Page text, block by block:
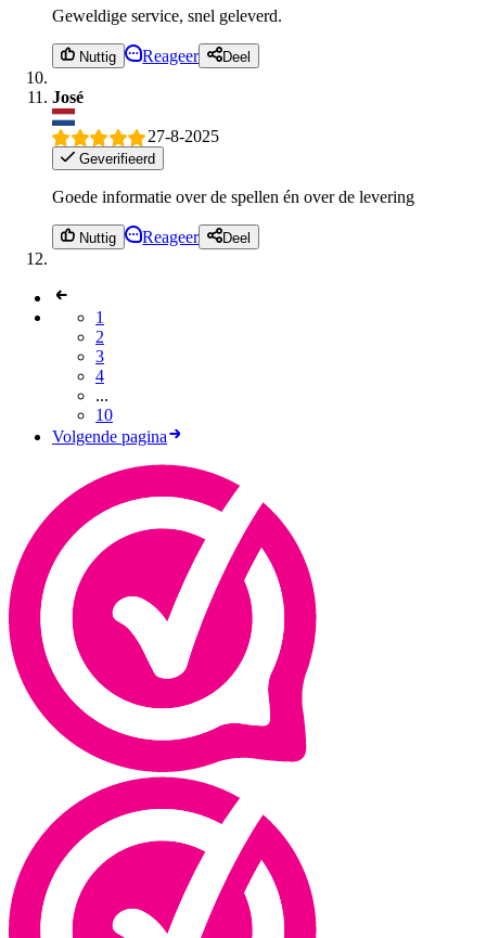
Geweldige service, snel geleverd.
Nuttig Reageer Deel
José
27-8-2025
Geverifieerd
Goede informatie over de spellen én over de levering
Nuttig Reageer Deel
1
2
3
4
...
10
Volgende pagina